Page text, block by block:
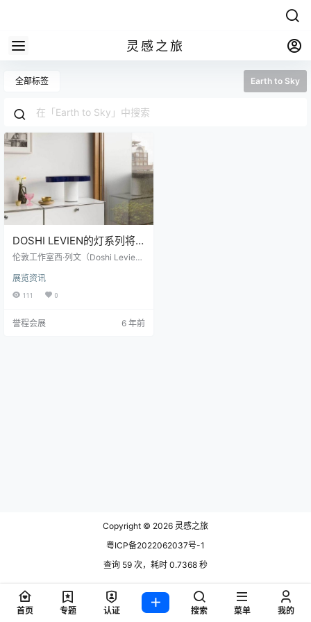
灵感之旅
全部标签 Earth to Sky
DOSHI LEVIEN的灯系列将
光与艺术带入房间
伦敦工作室西·列文（Doshi Levie
y）是完全由自己制作的发光对象集
合，其功利性特征仅次于其雕塑方
形式和严格线性之间的平衡。 设计
展览资讯
111 0
誉程会展 6 年前
Copyright © 2026 灵感之旅
粤ICP备2022062037号-1
查询 59 次，耗时 0.7368 秒
首页 专题 认证 搜索 菜单 我的